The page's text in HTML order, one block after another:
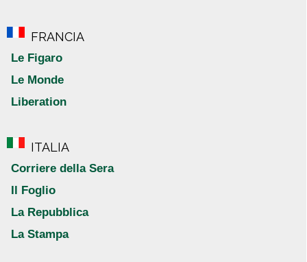
FRANCIA
Le Figaro
Le Monde
Liberation
ITALIA
Corriere della Sera
Il Foglio
La Repubblica
La Stampa